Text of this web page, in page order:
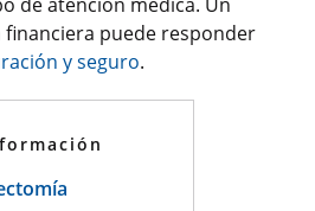
puede responder
y seguro.